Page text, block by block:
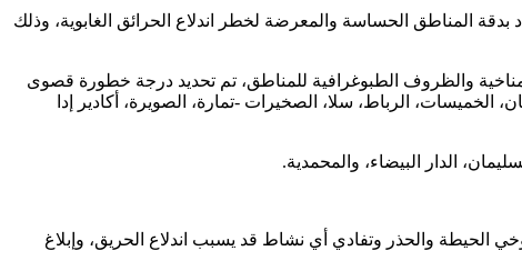
بدقة المناطق الحساسة والمعرضة لخطر اندلاع الحرائق الغابوية، وذلك
المناخية والظروف الطبوغرافية للمناطق، تم تحديد درجة خطورة قصوى
الرباط، سلا، الصخيرات -تمارة، الصويرة، أكادير إدا
الدار البيضاء، والمحمدية.
الحيطة والحذر وتفادي أي نشاط قد يسبب اندلاع الحريق، وإبلاغ